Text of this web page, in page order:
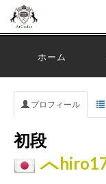
ホーム
プロフィール
初段